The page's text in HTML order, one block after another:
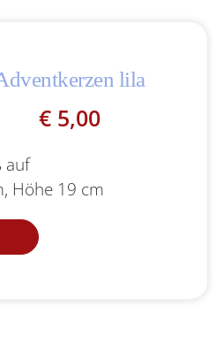
lila
€5,00
auf
Höhe 19 cm